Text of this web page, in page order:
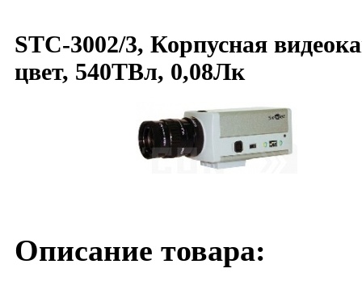
STC-3002/3, Корпусная
цвет, 540ТВл, 0,08Лк
Описание товара: